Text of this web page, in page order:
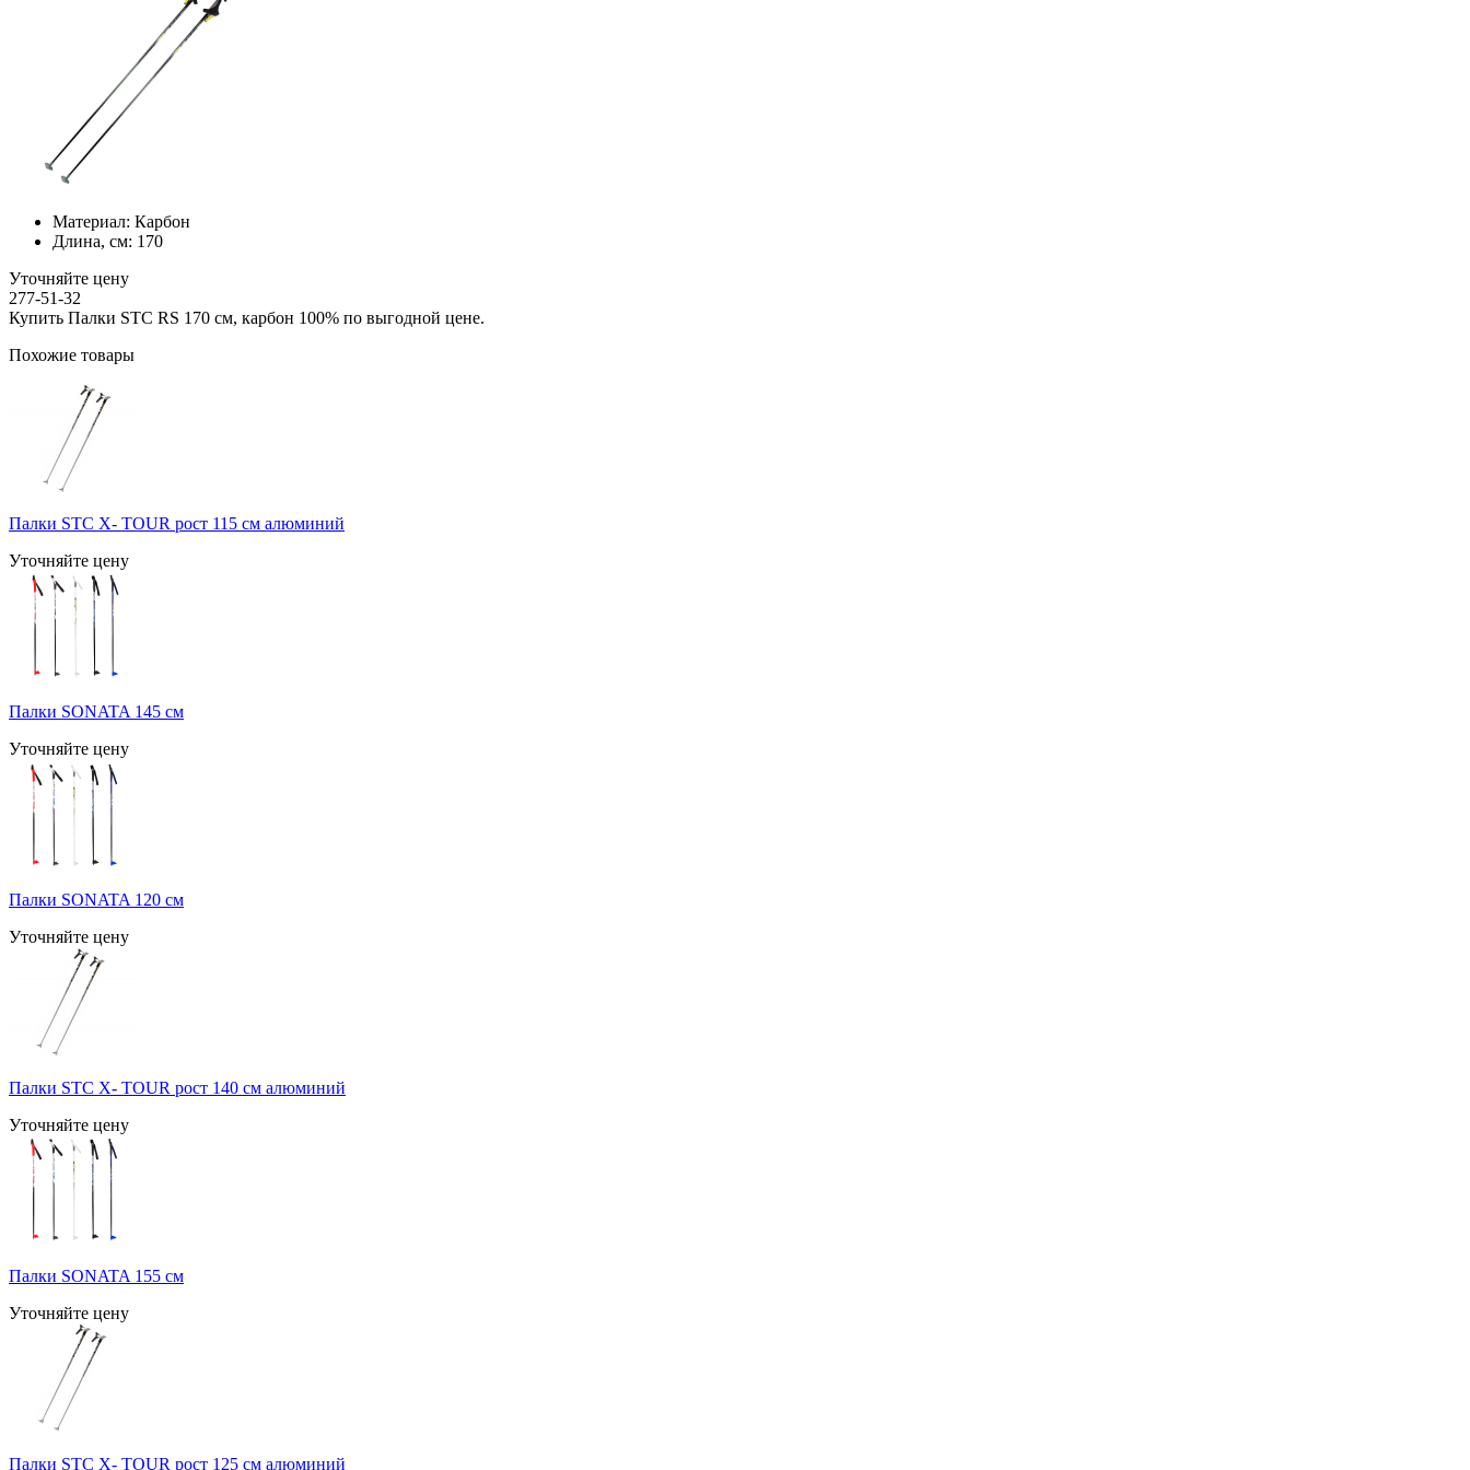
Материал: Карбон
Длина, см: 170
Уточняйте цену
277-51-32
Купить Палки STC RS 170 см, карбон 100% по выгодной цене.
Похожие товары
Палки STC X- TOUR рост 115 см алюминий
Уточняйте цену
Палки SONATA 145 см
Уточняйте цену
Палки SONATA 120 см
Уточняйте цену
Палки STC X- TOUR рост 140 см алюминий
Уточняйте цену
Палки SONATA 155 см
Уточняйте цену
Палки STC X- TOUR рост 125 см алюминий